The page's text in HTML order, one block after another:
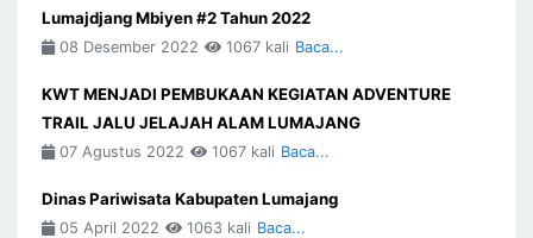
Lumajdjang Mbiyen #2 Tahun 2022
08 Desember 2022 1067 kali Baca...
KWT MENJADI PEMBUKAAN KEGIATAN ADVENTURE
TRAIL JALU JELAJAH ALAM LUMAJANG
07 Agustus 2022 1067 kali Baca...
Dinas Pariwisata Kabupaten Lumajang
05 April 2022 1063 kali Baca...